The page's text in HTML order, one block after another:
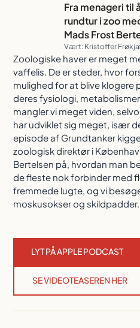
Fra menageri til
rundtur i zoo
Mads Frost
Vært: Kristoffer
Zoologiske haver er meget
vaffelis. De er steder, hvor
mulighed for at blive klogere
deres fysiologi,
mangler vi meget viden,
har udviklet sig meget, især
episode af Grundtanker
zoologisk direktør i
Bertelsen på, hvordan man
de fleste nok forbinder med
fremmede lugte, og vi
moskusokser og skildpadder.
LYT PÅ APPLE PODCAST
SE VIDEOTEASEREN HER